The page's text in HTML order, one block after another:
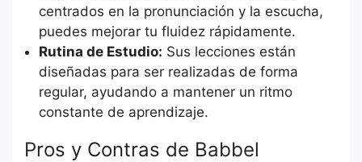
centrados en la pronunciación y la escucha,
puedes mejorar tu fluidez rápidamente.
Rutina de Estudio: Sus lecciones están
diseñadas para ser realizadas de forma
regular, ayudando a mantener un ritmo
constante de aprendizaje.
Pros y Contras de Babbel